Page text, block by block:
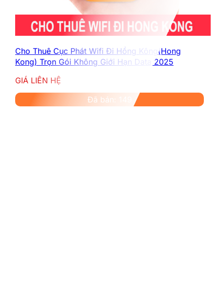
Cho Thuê Cục Phát Wifi Đi Hồng Kông(Hong
Kong) Trọn Gói Không Giới Hạn Data 2025
GIÁ LIÊN HỆ
Đã bán: 149